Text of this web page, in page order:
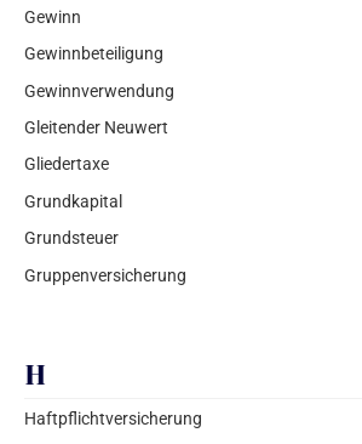
Gewinn
Gewinnbeteiligung
Gewinnverwendung
Gleitender Neuwert
Gliedertaxe
Grundkapital
Grundsteuer
Gruppenversicherung
H
Haftpflichtversicherung